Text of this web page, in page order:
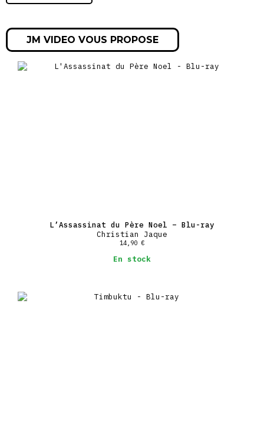
JM VIDEO VOUS PROPOSE
L’Assassinat du Père Noel – Blu-ray
Christian Jaque
14,90 €
En stock